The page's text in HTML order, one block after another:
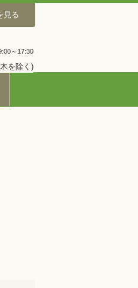
見る
～17:30
を除く)
カゴを見る
～17:30